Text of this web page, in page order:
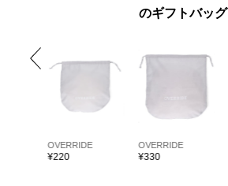
のギフトバッグ
OVERRIDE
¥220
OVERRIDE
¥330